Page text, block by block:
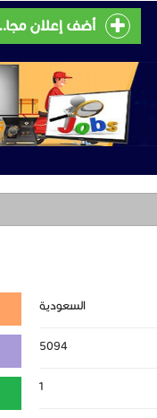
أضف إعلان مجانى
السعودية
5094
1